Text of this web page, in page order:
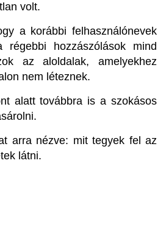
volt.
a korábbi felhasználónevek
hozzászólások mind
az aloldalak, amelyekhez
nem léteznek.
alatt továbbra is a szokásos
arra nézve: mit tegyek fel az
látni.